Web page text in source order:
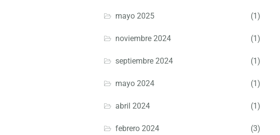
mayo 2025 (1)
noviembre 2024 (1)
septiembre 2024 (1)
mayo 2024 (1)
abril 2024 (1)
febrero 2024 (3)